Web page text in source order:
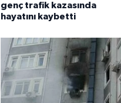
genç trafik kazasında
hayatını kaybetti